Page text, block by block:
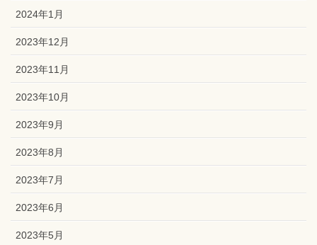
2024年1月
2023年12月
2023年11月
2023年10月
2023年9月
2023年8月
2023年7月
2023年6月
2023年5月